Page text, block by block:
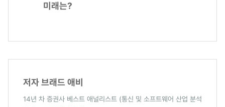
미래는?
저자 브래드 애비
14년 차 증권사 베스트 애널리스트 (통신 및 소프트웨어 산업 분석